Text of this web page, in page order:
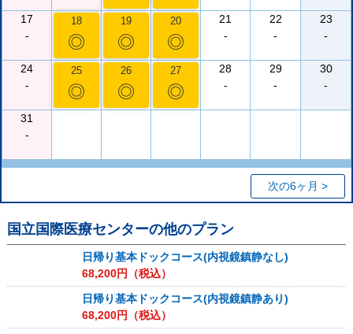
17
-
18
◎
19
◎
20
◎
21
-
22
-
23
-
24
-
25
◎
26
◎
27
◎
28
-
29
-
30
-
31
-
次の6ヶ月 >
国立国際医療センターの他のプラン
日帰り基本ドックコース(内視鏡鎮静なし)
68,200円（税込）
日帰り基本ドックコース(内視鏡鎮静あり)
68,200円（税込）